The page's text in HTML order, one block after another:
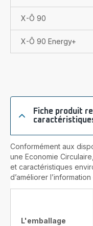
X-Ô 90
X-Ô 90 Energy+
Fiche produit
Conformément aux
une Economie
et caractéristiques
d’améliorer
L'emballage